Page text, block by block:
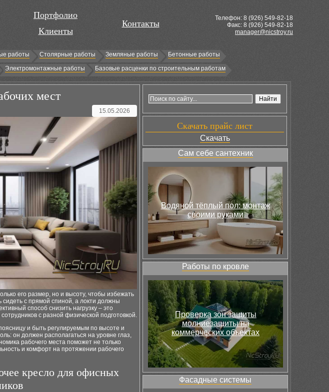
Портфолио
Клиенты
Контакты
Телефон: 8 (926) 549-82-18
Факс: 8 (926) 549-82-18
manager@nicstroy.ru
работы Столярные работы Земляные работы
Бетонные работы
Электромонтажные работы Базовые расценки по строительным работам
мест
15.05.2026
его размер, но и высоту, чтобы избежать
с прямой спиной, а локти должны
способ снизить нагрузку – это
с разной физической подготовкой.
и быть регулируемым по высоте и
он должен располагаться на уровне глаз,
рабочего места поможет не только
и комфорт на протяжении рабочего
кресло для офисных
Скачать прайс лист
Скачать
Сам себе сантехник
Водяной тёплый пол: монтаж
своими руками
Работы по кровле
Проверка зон защиты
молниезащиты на
коммерческих объектах
Фасадные системы